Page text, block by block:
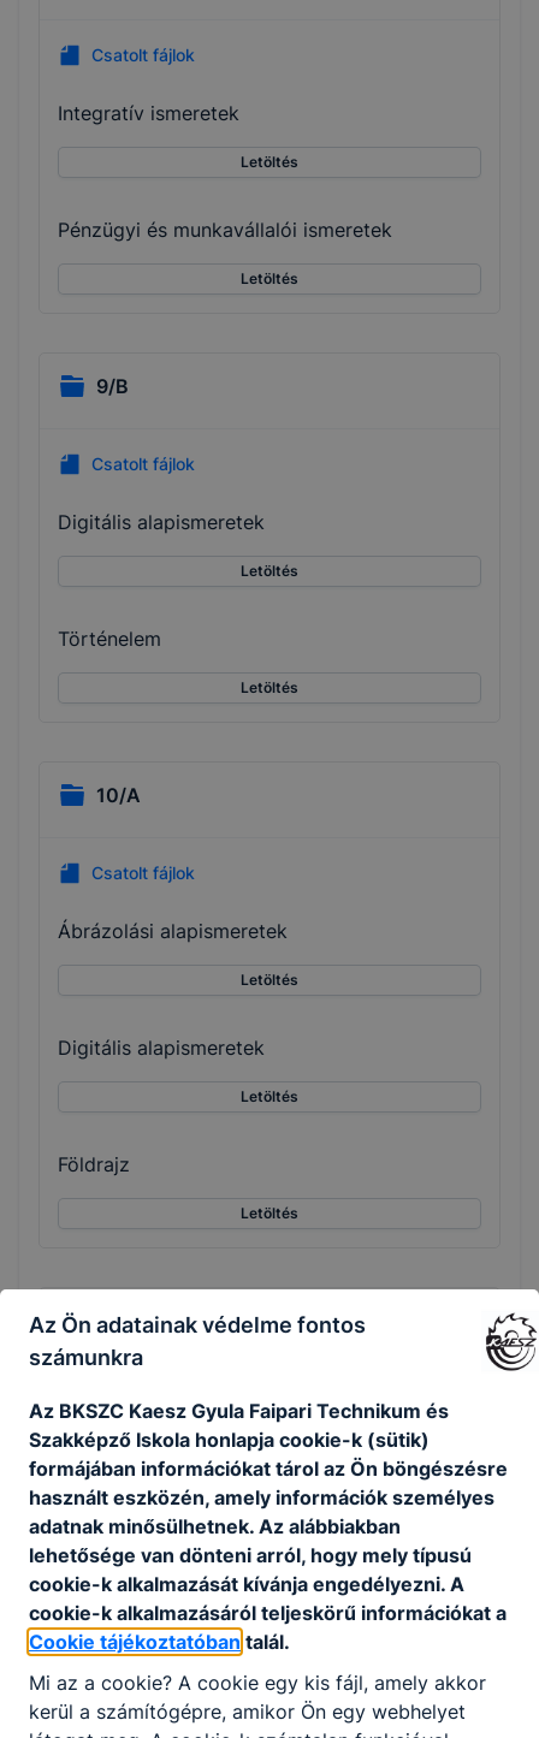
Csatolt fájlok
Integratív ismeretek
Letöltés
Pénzügyi és munkavállalói ismeretek
Letöltés
9/B
Csatolt fájlok
Digitális alapismeretek
Letöltés
Történelem
Letöltés
10/A
Csatolt fájlok
Ábrázolási alapismeretek
Letöltés
Digitális alapismeretek
Letöltés
Földrajz
Letöltés
11/A
Csatolt fájlok
Digitális kultúra
Letöltés
Faipari CAD és CNC technológia
Letöltés
Integratív ismeretek
Az Ön adatainak védelme fontos
számunkra
Az BKSZC Kaesz Gyula Faipari Technikum és
Szakképző Iskola honlapja cookie-k (sütik)
formájában információkat tárol az Ön böngészésre
használt eszközén, amely információk személyes
adatnak minősülhetnek. Az alábbiakban
lehetősége van dönteni arról, hogy mely típusú
cookie-k alkalmazását kívánja engedélyezni. A
cookie-k alkalmazásáról teljeskörű információkat a
Cookie tájékoztatóban talál.
Mi az a cookie? A cookie egy kis fájl, amely akkor
kerül a számítógépre, amikor Ön egy webhelyet